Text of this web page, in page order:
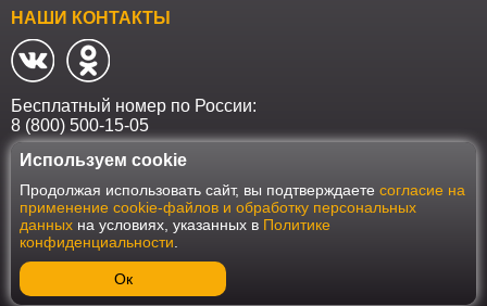
НАШИ КОНТАКТЫ
Бесплатный номер по России:
8 (800) 500-15-05
Наш интернет-магазин работает в соответствии с требованиями
Федерального закона от 27 июля 2006 года №152-ФЗ "О персональных
данных". Оформить заказ на сайте Мебеласка возможно только при
наличии согласия на обработку Ваших персональных данных. Для
улучшения работы сайта и его взаимодействия с пользователями мы
используем файлы cookie. Продолжая пользоваться сайтом, вы
соглашаетесь с использованием cookie.
Используем cookie
Продолжая использовать сайт, вы подтверждаете согласие на
применение cookie-файлов и обработку персональных
данных на условиях, указанных в Политике
конфиденциальности
Ок